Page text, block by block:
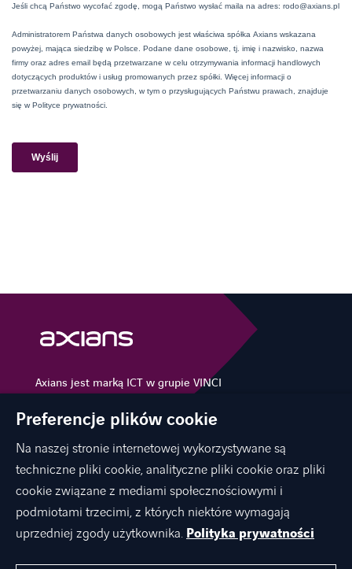
Axians jest marką ICT w grupie VINCI
O NAS
OFERTA
KARIERA
Preferencje plików cookie
Na naszej stronie internetowej wykorzystywane są
techniczne pliki cookie, analityczne pliki cookie oraz pliki
cookie związane z mediami społecznościowymi i
podmiotami trzecimi, z których niektóre wymagają
uprzedniej zgody użytkownika. Polityka prywatności